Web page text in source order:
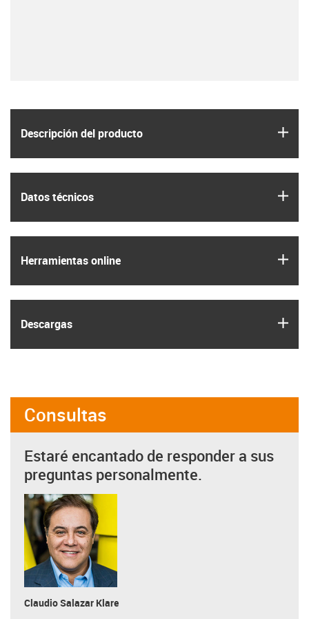
Descripción del producto
Datos técnicos
Herramientas online
Descargas
Consultas
Estaré encantado de responder a sus
preguntas personalmente.
Claudio Salazar Klare